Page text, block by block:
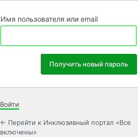
Имя пользователя или email
Войти
← Перейти к Инклюзивный портал «Все
включены»